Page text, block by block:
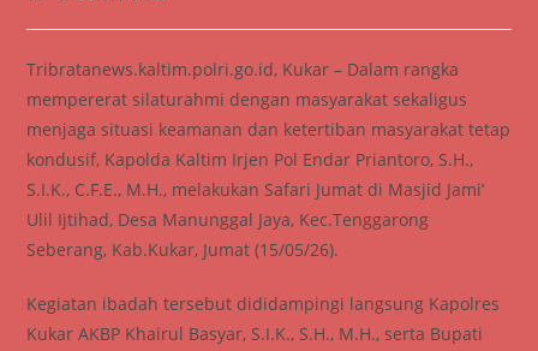
Tribratanews.kaltim.polri.go.id, Kukar – Dalam rangka
mempererat silaturahmi dengan masyarakat sekaligus
menjaga situasi keamanan dan ketertiban masyarakat tetap
kondusif, Kapolda Kaltim Irjen Pol Endar Priantoro, S.H.,
S.I.K., C.F.E., M.H., melakukan Safari Jumat di Masjid Jami’
Ulil Ijtihad, Desa Manunggal Jaya, Kec.Tenggarong
Seberang, Kab.Kukar, Jumat (15/05/26).
Kegiatan ibadah tersebut dididampingi langsung Kapolres
Kukar AKBP Khairul Basyar, S.I.K., S.H., M.H., serta Bupati